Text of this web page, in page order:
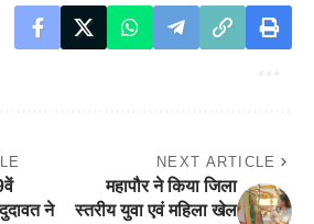
ने
NEXT ARTICLE
महापौर ने किया जिला
स्तरीय युवा एवं महिला खेल